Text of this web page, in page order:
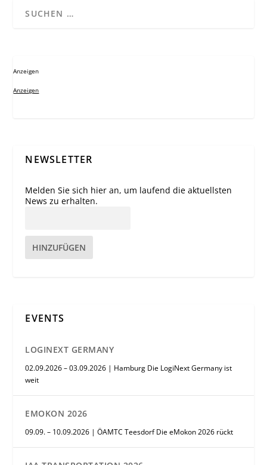
Anzeigen
Anzeigen
NEWSLETTER
Melden Sie sich hier an, um laufend die aktuellsten
News zu erhalten.
HINZUFÜGEN
EVENTS
LOGINEXT GERMANY
02.09.2026 – 03.09.2026 | Hamburg Die LogiNext Germany ist
weit
EMOKON 2026
09.09. – 10.09.2026 | ÖAMTC Teesdorf Die eMokon 2026 rückt